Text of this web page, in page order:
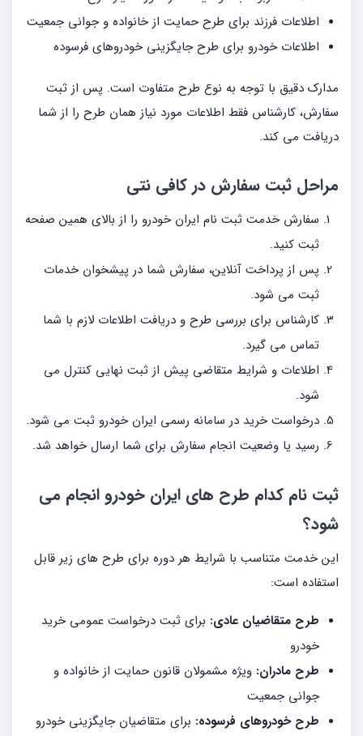
اطلاعات فرزند برای طرح حمایت از خانواده و جوانی جمعیت
اطلاعات خودرو برای طرح جایگزینی خودروهای فرسوده
مدارک دقیق با توجه به نوع طرح متفاوت است. پس از ثبت
سفارش، کارشناس فقط اطلاعات مورد نیاز همان طرح را از شما
دریافت می کند.
مراحل ثبت سفارش در کافی نتی
سفارش خدمت ثبت نام ایران خودرو را از بالای همین صفحه
ثبت کنید.
پس از پرداخت آنلاین، سفارش شما در پیشخوان خدمات
ثبت می شود.
کارشناس برای بررسی طرح و دریافت اطلاعات لازم با شما
تماس می گیرد.
اطلاعات و شرایط متقاضی پیش از ثبت نهایی کنترل می
شود.
درخواست خرید در سامانه رسمی ایران خودرو ثبت می شود.
رسید یا وضعیت انجام سفارش برای شما ارسال خواهد شد.
ثبت نام کدام طرح های ایران خودرو انجام می
شود؟
این خدمت متناسب با شرایط هر دوره برای طرح های زیر قابل
استفاده است:
طرح متقاضیان عادی: برای ثبت درخواست عمومی خرید
خودرو
طرح مادران: ویژه مشمولان قانون حمایت از خانواده و
جوانی جمعیت
طرح خودروهای فرسوده: برای متقاضیان جایگزینی خودرو